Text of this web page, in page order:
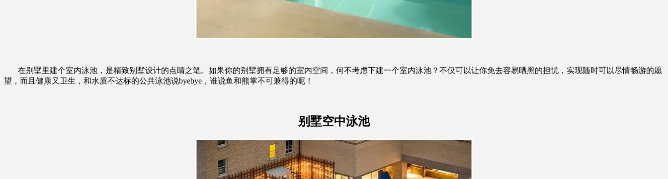
在别墅里建个室内泳池，是精致别墅设计的点睛之笔。如果你的别墅拥有足够的室内空间，何不考虑下建一个室内泳池？不仅可以让你免去容易晒黑的担忧，实现随时可以尽情畅游的愿
望，而且健康又卫生，和水质不达标的公共泳池说byebye，谁说鱼和熊掌不可兼得的呢！
别墅空中泳池